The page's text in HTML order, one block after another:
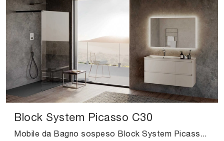
Block System Picasso C30
Mobile da Bagno sospeso Block System Picasso C30 di Baxar: clicca e scopri di più su mobili bagno sospesi in laccato opaco e accessori del brand.